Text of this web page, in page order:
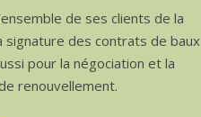
de ses clients de la
signature des contrats de baux
pour la négociation et la
renouvellement.